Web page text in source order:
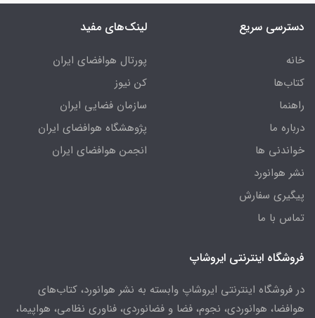
دسترسی سریع
خانه
کتاب‌ها
راهنما
درباره ما
خواندنی ها
نشر هوانورد
پیگیری سفارش
تماس با ما
لینک‌های مفید
پورتال هوافضای ایران
کن نیوز
سازمان فضایی ایران
پژوهشگاه هوافضای ایران
انجمن هوافضای ایران
فروشگاه اینترنتی ایروشاپ
در فروشگاه اینترنتی ایروشاپ وابسته به نشر هوانورد، کتاب‌های
هوافضا، هوانوردی، نجوم، فضا و فضانوردی، فناوری نظامی، هواپیما،